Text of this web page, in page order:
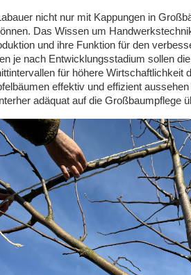
nicht nur mit Kappungen in
Das Wissen um
und ihre Funktion für den
je nach Entwicklungsstadium sollen
für höhere
effektiv und effizient
adäquat auf die Großbaumpflege